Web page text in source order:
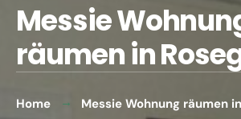
Messie
räumen in
Home Messie Wohnung räumen